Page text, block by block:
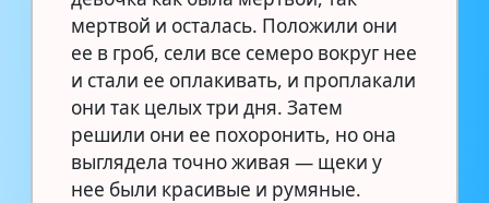
мертвой и осталась. Положили они
ее в гроб, сели все семеро вокруг нее
и стали ее оплакивать, и проплакали
они так целых три дня. Затем
решили они ее похоронить, но она
выглядела точно живая — щеки у
нее были красивые и румяные.